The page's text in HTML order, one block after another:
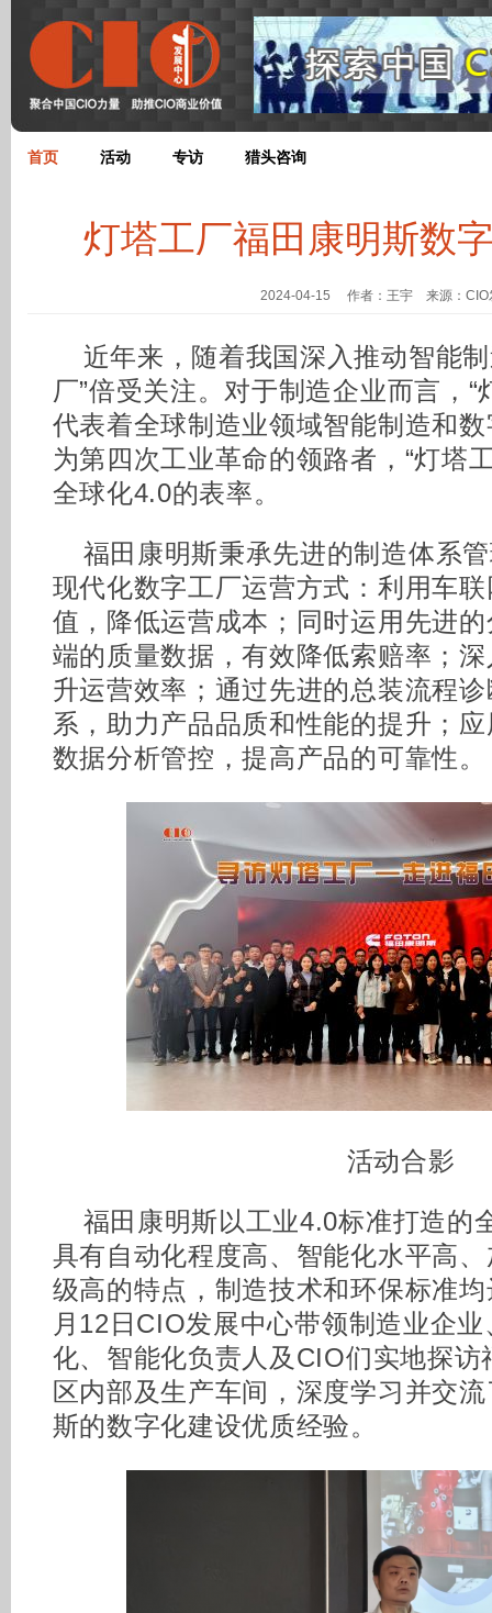
首页 活动 专访 猎头咨询
灯塔工厂福田康明斯数
2024-04-15 作者：王宇 来源：CIO
近年来，随着我国深入推动智能
厂”倍受关注。对于制造企业而言，“
代表着全球制造业领域智能制造和
为第四次工业革命的领路者，“灯塔
全球化4.0的表率。
福田康明斯秉承先进的制造体系
现代化数字工厂运营方式：利用车
值，降低运营成本；同时运用先进
端的质量数据，有效降低索赔率；
升运营效率；通过先进的总装流程
系，助力产品品质和性能的提升；
数据分析管控，提高产品的可靠性。
活动合影
福田康明斯以工业4.0标准打造的
具有自动化程度高、智能化水平高
级高的特点，制造技术和环保标准
月12日CIO发展中心带领制造业企
化、智能化负责人及CIO们实地探访
区内部及生产车间，深度学习并交
斯的数字化建设优质经验。